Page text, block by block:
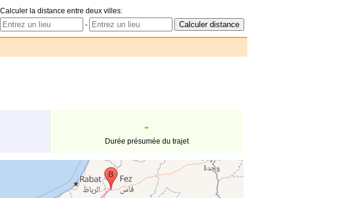
Calculer la distance entre deux villes:
-
-
Durée présumée du trajet